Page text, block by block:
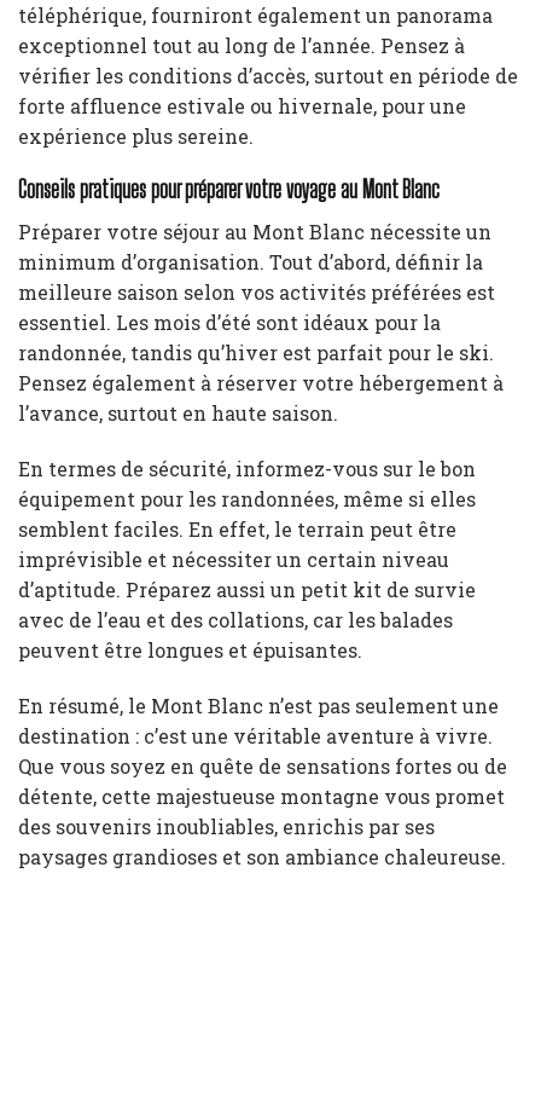
téléphérique, fourniront également un panorama
exceptionnel tout au long de l’année. Pensez à
vérifier les conditions d’accès, surtout en période de
forte affluence estivale ou hivernale, pour une
expérience plus sereine.
Conseils pratiques pour préparer votre voyage au Mont Blanc
Préparer votre séjour au Mont Blanc nécessite un
minimum d’organisation. Tout d’abord, définir la
meilleure saison selon vos activités préférées est
essentiel. Les mois d’été sont idéaux pour la
randonnée, tandis qu’hiver est parfait pour le ski.
Pensez également à réserver votre hébergement à
l’avance, surtout en haute saison.
En termes de sécurité, informez-vous sur le bon
équipement pour les randonnées, même si elles
semblent faciles. En effet, le terrain peut être
imprévisible et nécessiter un certain niveau
d’aptitude. Préparez aussi un petit kit de survie
avec de l’eau et des collations, car les balades
peuvent être longues et épuisantes.
En résumé, le Mont Blanc n’est pas seulement une
destination : c’est une véritable aventure à vivre.
Que vous soyez en quête de sensations fortes ou de
détente, cette majestueuse montagne vous promet
des souvenirs inoubliables, enrichis par ses
paysages grandioses et son ambiance chaleureuse.